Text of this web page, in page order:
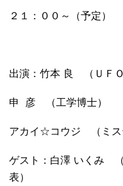
２１：００～（予定）
出演：竹本 良 （ＵＦＯ
申 彦 （工学博士）
アカイ☆コウジ （ミス
ゲスト：白澤 いくみ （
表）